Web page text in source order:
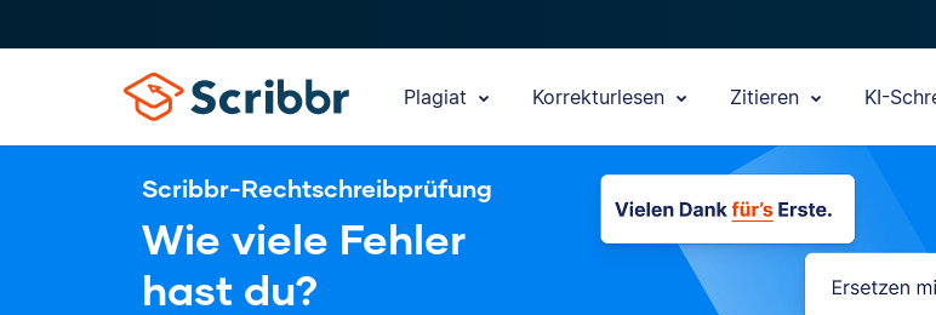
Plagiat Korrekturlesen Zitieren KI-
Scribbr-Rechtschreibprüfung
Wie viele Fehler
hast du?